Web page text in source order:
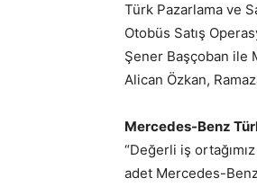
Türk Pazarlama ve
Otobüs Satış
Şener Başçoban ile
Alican Özkan,
Mercedes-Benz
“Değerli iş
adet Mercedes-